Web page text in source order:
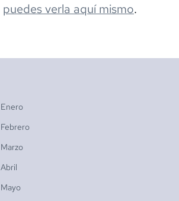
puedes verla aquí mismo.
Enero
Febrero
Marzo
Abril
Mayo